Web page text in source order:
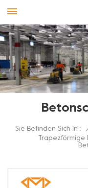
Sie Befinden Sich In :